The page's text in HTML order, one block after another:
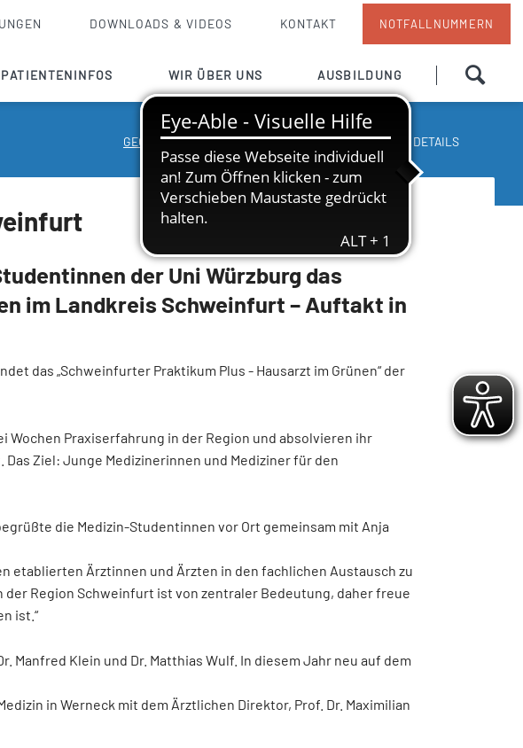
DOWNLOADS & VIDEOS KONTAKT NOTFALLNUMMERN
überspringen
PATIENTENINFOS
Ambulante Operationen
Wahlleistungen
Krankenhausseelsorge / Besuchdienst
WIR ÜBER UNS
Grußwort
Ansprechpartner
Pflegedienst
Info von A bis Z
Hausordnung
Qualitätsmanagement
Energiemanagement
Patientenfürsprecherin
Kontakt
Sicherheitsbeauftragter für Medizinprodukte
AUSBILDUNG
Pflege
Team
GEOMED KREISKLINIK NEWS UND PRESSE NEWS DETAILS
der Uni Würzburg das
im Landkreis Schweinfurt – Auftakt in
das „Schweinfurter Praktikum Plus - Hausarzt im Grünen“ der
Wochen Praxiserfahrung in der Region und absolvieren ihr
Ziel: Junge Medizinerinnen und Mediziner für den
die Medizin-Studentinnen vor Ort gemeinsam mit Anja
etablierten Ärztinnen und Ärzten in den fachlichen Austausch zu
Region Schweinfurt ist von zentraler Bedeutung, daher freue
ist.“
Klein und Dr. Matthias Wulf. In diesem Jahr neu auf dem
in Werneck mit dem Ärztlichen Direktor, Prof. Dr. Maximilian